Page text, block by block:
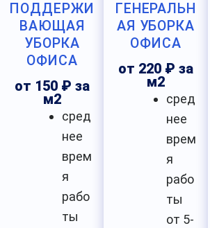
ПОДДЕРЖИ
ВАЮЩАЯ
УБОРКА
ОФИСА
от 150 ₽ за
м2
сред
нее
врем
я
рабо
ты
ГЕНЕРАЛЬН
АЯ УБОРКА
ОФИСА
от 220 ₽ за
м2
сред
нее
врем
я
рабо
ты
от 5-